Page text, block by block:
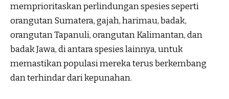
memprioritaskan perlindungan spesies seperti
orangutan Sumatera, gajah, harimau, badak,
orangutan Tapanuli, orangutan Kalimantan, dan
badak Jawa, di antara spesies lainnya, untuk
memastikan populasi mereka terus berkembang
dan terhindar dari kepunahan.